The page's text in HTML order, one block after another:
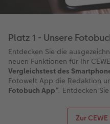
Platz 1 - Unsere
Entdecken Sie die
neuen Funktionen für Ihr
Vergleichstest des
Fotowelt App die Redaktion
Fotobuch App“. Entdecken
Zur